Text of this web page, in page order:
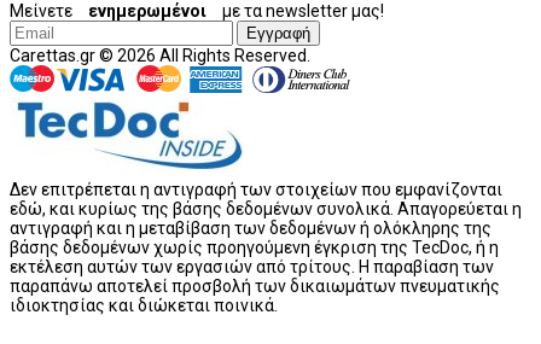
Μείνετε ενημερωμένοι με τα newsletter μας!
Εγγραφή
Carettas.gr © 2026 All Rights Reserved.
Δεν επιτρέπεται η αντιγραφή των στοιχείων που εμφανίζονται
εδώ, και κυρίως της βάσης δεδομένων συνολικά. Απαγορεύεται η
αντιγραφή και η μεταβίβαση των δεδομένων ή ολόκληρης της
βάσης δεδομένων χωρίς προηγούμενη έγκριση της TecDoc, ή η
εκτέλεση αυτών των εργασιών από τρίτους. Η παραβίαση των
παραπάνω αποτελεί προσβολή των δικαιωμάτων πνευματικής
ιδιοκτησίας και διώκεται ποινικά.